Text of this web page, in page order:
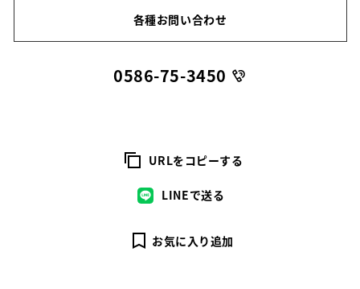
各種お問い合わせ
0586-75-3450
URLをコピーする
LINEで送る
お気に入り追加